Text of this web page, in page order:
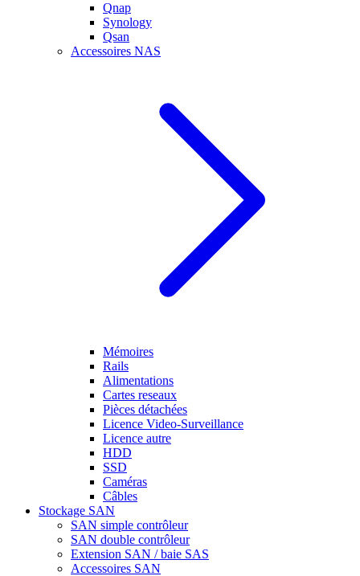
Qnap
Synology
Qsan
Accessoires NAS
Mémoires
Rails
Alimentations
Cartes reseaux
Pièces détachées
Licence Video-Surveillance
Licence autre
HDD
SSD
Caméras
Câbles
Stockage SAN
SAN simple contrôleur
SAN double contrôleur
Extension SAN / baie SAS
Accessoires SAN